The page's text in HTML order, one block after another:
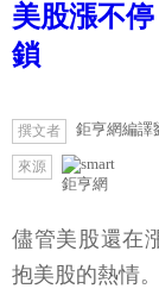
美股漲不
鎖
撰文者 鉅亨網編譯
來源
鉅亨網
儘管美股還在
抱美股的熱情。